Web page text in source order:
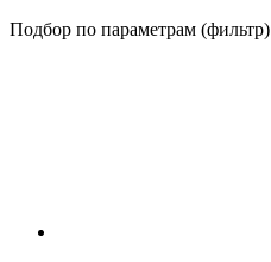
Подбор по параметрам (фильтр)